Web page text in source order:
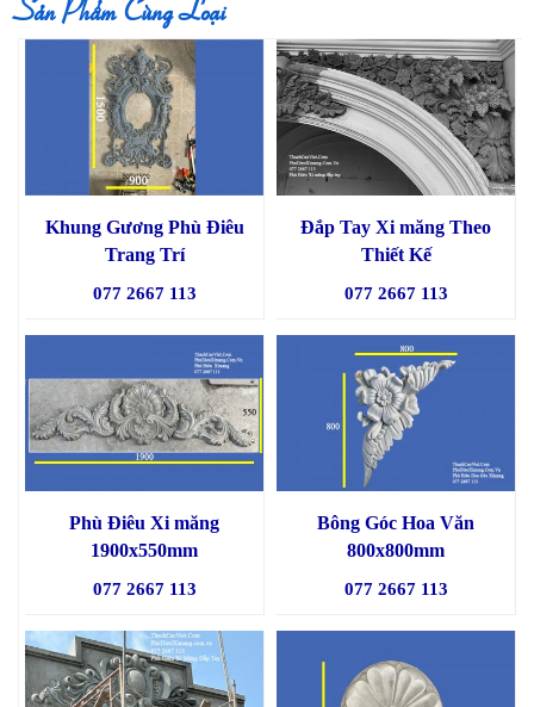
Khung Gương Phù Điêu
Trang Trí
077 2667 113
Đắp Tay Xi măng Theo
Thiết Kế
077 2667 113
Phù Điêu Xi măng
1900x550mm
077 2667 113
Bông Góc Hoa Văn
800x800mm
077 2667 113